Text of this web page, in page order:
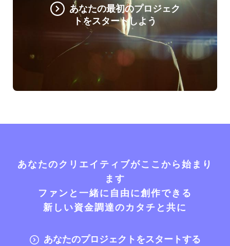
あなたの最初のプロジェク
トをスタートしよう
あなたのクリエイティブがここから始まり
ます
ファンと一緒に自由に創作できる
新しい資金調達のカタチと共に
あなたのプロジェクトをスタートする